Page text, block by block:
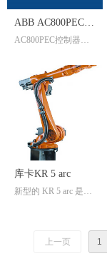
ABB AC800PEC系
列产品
AC800PEC控制器是
品中性能最先进的,具
有全集成自动化功能
的控制器
库卡KR 5 arc
新型的 KR 5 arc 是库
上一页 1